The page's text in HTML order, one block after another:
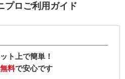
プロご利用ガイド
ト上で簡単！
料で安心です